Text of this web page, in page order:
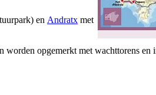
en Andratx met
worden opgemerkt met wachttorens en